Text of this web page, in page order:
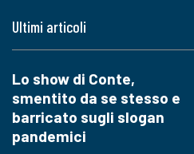
Ultimi articoli
Lo show di Conte,
smentito da se stesso e
barricato sugli slogan
pandemici